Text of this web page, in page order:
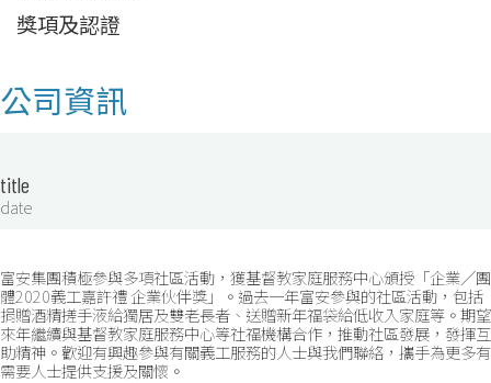
獎項及認證
公司資訊
title
date
富安集團積極參與多項社區活動，獲基督教家庭服務中心頒授「企業／團
體2020義工嘉許禮 企業伙伴獎」。過去一年富安參與的社區活動，包括
捐贈酒精搓手液給獨居及雙老長者、送贈新年福袋給低收入家庭等。期望
來年繼續與基督教家庭服務中心等社福機構合作，推動社區發展，發揮互
助精神。歡迎有興趣參與有關義工服務的人士與我們聯絡，攜手為更多有
需要人士提供支援及關懷。